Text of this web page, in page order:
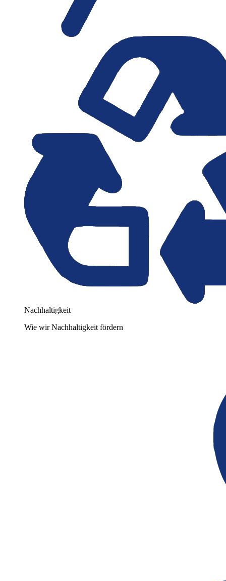
Nachhaltigkeit
Wie wir Nachhaltigkeit fördern